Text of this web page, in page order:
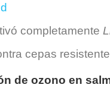
completamente
cepas
de ozono en